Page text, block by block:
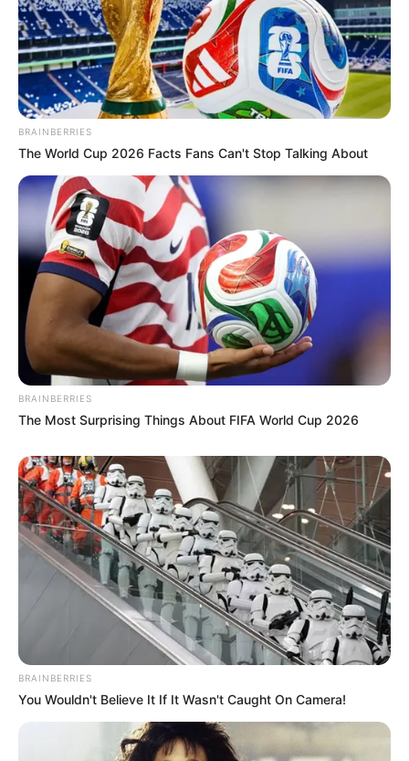
BRAINBERRIES
The World Cup 2026 Facts Fans Can't Stop Talking About
BRAINBERRIES
The Most Surprising Things About FIFA World Cup 2026
BRAINBERRIES
You Wouldn't Believe It If It Wasn't Caught On Camera!